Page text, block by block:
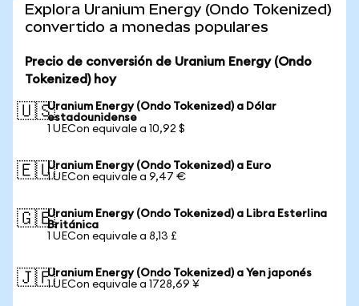
Explora Uranium Energy (Ondo Tokenized)
convertido a monedas populares
Precio de conversión de Uranium Energy (Ondo
Tokenized) hoy
🇺🇸Uranium Energy (Ondo Tokenized) a Dólar
estadounidense
1 UECon equivale a 10,92 $
🇪🇺Uranium Energy (Ondo Tokenized) a Euro
1 UECon equivale a 9,47 €
🇬🇧Uranium Energy (Ondo Tokenized) a Libra Esterlina
Británica
1 UECon equivale a 8,13 £
🇯🇵Uranium Energy (Ondo Tokenized) a Yen japonés
1 UECon equivale a 1728,69 ¥